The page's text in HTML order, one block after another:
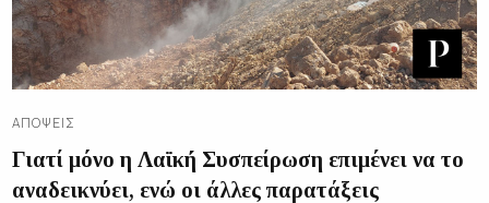
ΑΠΌΨΕΙΣ
Γιατί μόνο η Λαϊκή Συσπείρωση επιμένει να το
αναδεικνύει, ενώ οι άλλες παρατάξεις